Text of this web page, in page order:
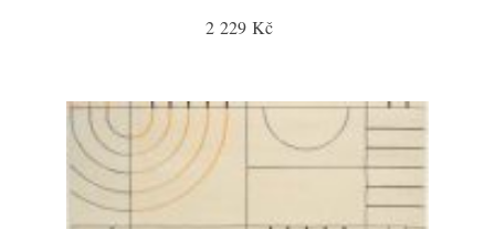
2 229 Kč